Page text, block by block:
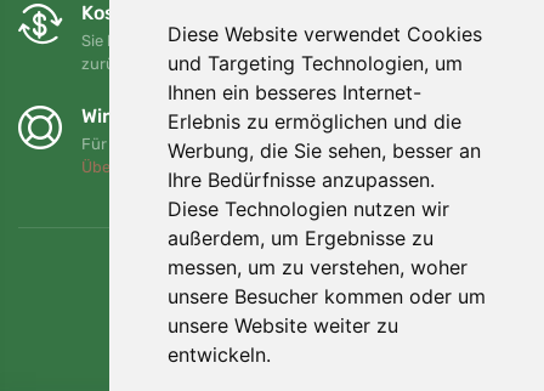
Diese Website verwendet Cookies
und Targeting Technologien, um
Ihnen ein besseres Internet-
Erlebnis zu ermöglichen und die
Werbung, die Sie sehen, besser an
Ihre Bedürfnisse anzupassen.
Diese Technologien nutzen wir
außerdem, um Ergebnisse zu
messen, um zu verstehen, woher
unsere Besucher kommen oder um
unsere Website weiter zu
entwickeln.
Kostenloser Umtausch und Rückgabe
Sie können Ihre Bestellung jederzeit innerhalb von 90 Tagen
zurückgeben oder umtauschen.
Wir unterstützen Trees.org
Für jede Bestellung pflanzen wir einen Baum! Mehr lesen
Über uns